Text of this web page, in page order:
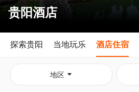
贵阳酒店
探索贵阳 当地玩乐 酒店住宿
地区